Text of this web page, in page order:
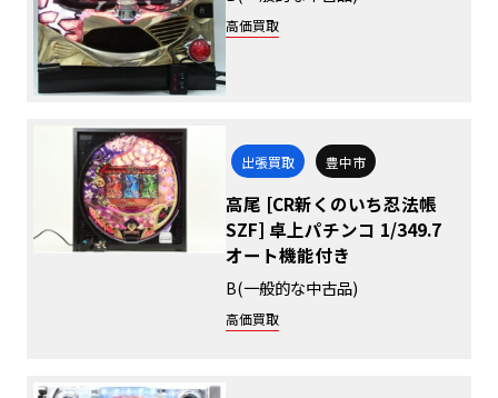
高価買取
出張買取 豊中市
高尾 [CR新くのいち忍法帳
SZF] 卓上パチンコ 1/349.7
オート機能付き
B(一般的な中古品)
高価買取